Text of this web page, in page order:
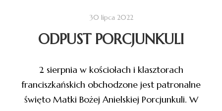
30 lipca 2022
ODPUST PORCJUNKULI
2 sierpnia w kościołach i klasztorach
franciszkańskich obchodzone jest patronalne
święto Matki Bożej Anielskiej Porcjunkuli. W